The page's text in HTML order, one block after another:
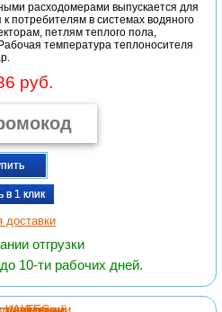
расходомерами выпускается для
потребителям в системах водяного
петлям теплого пола,
температура теплоносителя
руб.
в 1 клик
доставки
отгрузки
10-ти рабочих дней.